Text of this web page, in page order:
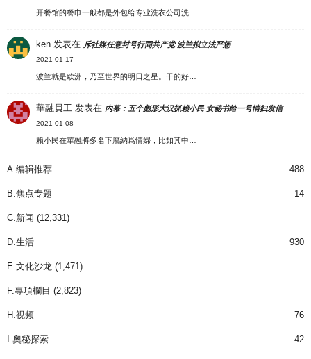
开餐馆的餐巾一般都是外包给专业洗衣公司洗…
ken 发表在 斥社媒任意封号行同共产党 波兰拟立法严惩
2021-01-17
波兰就是欧洲，乃至世界的明日之星。干的好…
華融員工 发表在 内幕：五个彪形大汉抓赖小民 女秘书给一号情妇发信
2021-01-08
賴小民在華融將多名下屬納爲情婦，比如其中…
A.编辑推荐 488
B.焦点专题 14
C.新闻 (12,331)
D.生活 930
E.文化沙龙 (1,471)
F.專項欄目 (2,823)
H.视频 76
I.奧秘探索 42